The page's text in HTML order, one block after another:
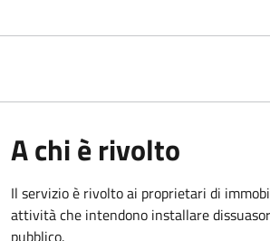
A chi è rivolto
Il servizio è rivolto ai proprietari di
attività che intendono installare
pubblico.